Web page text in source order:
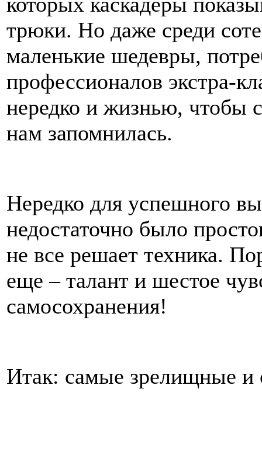
трюки. Но даже среди
маленькие шедевры,
профессионалов экстра-
нередко и жизнью, чтобы
нам запомнилась.
Нередко для успешного
недостаточно было
не все решает техника.
еще – талант и шестое
самосохранения!
Итак: самые зрелищные